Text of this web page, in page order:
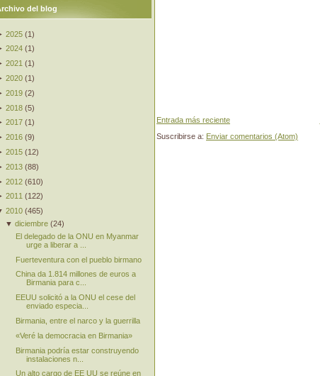
Entrada más reciente
Suscribirse a: Enviar comentarios (Atom)
del blog
2025 (1)
2024 (1 )
2021 (1)
2020 (1)
2019 (2)
2018 (5)
2017 (1 )
2016 (9)
2015 (12)
2013 (88)
2012 (610)
2011 (122)
2010 (465)
▼diciembre (24)
El delegado de la ONU en Myanmar
urge a liberar a ...
Fuerteventura con el pueblo birmano
China da 1.814 millones de euros a
Birmania para c...
EEUU solicitó a la ONU el cese del
enviado especia...
Birmania, entre el narco y la guerrilla
«Veré la democracia en Birmania»
Birmania podría estar construyendo
instalaciones n...
Un alto cargo de EE UU se reúne en